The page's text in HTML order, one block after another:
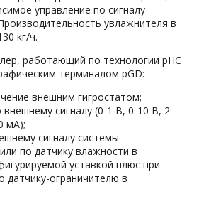
управление по сигналу
увлажнителя в
кг/ч.
работающий по технологии pHC
терминалом pGD:
внешним гигростатом;
сигналу (0-1 В, 0-10 В, 2-
мА);
сигналу системы
по датчику влажности в
уставкой плюс при
датчику-ограничителю в